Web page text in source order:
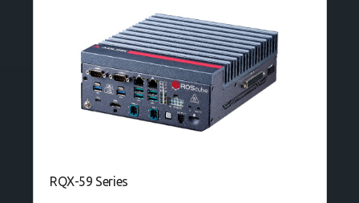
RQX-59 Series